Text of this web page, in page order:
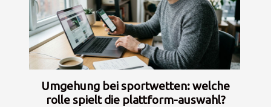
Umgehung bei sportwetten: welche
rolle spielt die plattform-auswahl?